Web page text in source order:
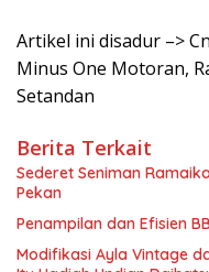
Artikel ini disadur –>
Minus One Motoran,
Setandan
Berita Terkait
Sederet Seniman
Pekan
Penampilan dan Efisien
Modifikasi Ayla Vintage